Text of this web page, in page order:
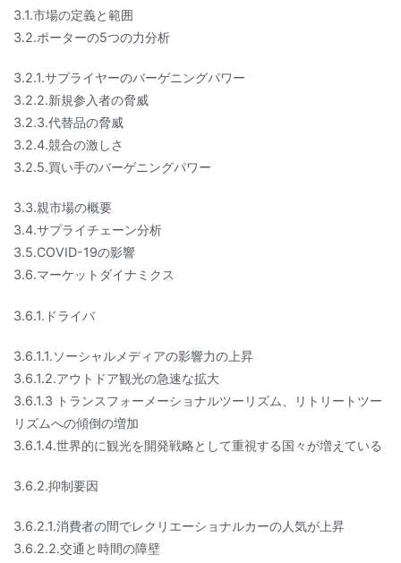
3.1.市場の定義と範囲
3.2.ポーターの5つの力分析
3.2.1.サプライヤーのバーゲニングパワー
3.2.2.新規参入者の脅威
3.2.3.代替品の脅威
3.2.4.競合の激しさ
3.2.5.買い手のバーゲニングパワー
3.3.親市場の概要
3.4.サプライチェーン分析
3.5.COVID-19の影響
3.6.マーケットダイナミクス
3.6.1.ドライバ
3.6.1.1.ソーシャルメディアの影響力の上昇
3.6.1.2.アウトドア観光の急速な拡大
3.6.1.3 トランスフォーメーショナルツーリズム、リトリートツー
リズムへの傾倒の増加
3.6.1.4.世界的に観光を開発戦略として重視する国々が増えている
3.6.2.抑制要因
3.6.2.1.消費者の間でレクリエーショナルカーの人気が上昇
3.6.2.2.交通と時間の障壁